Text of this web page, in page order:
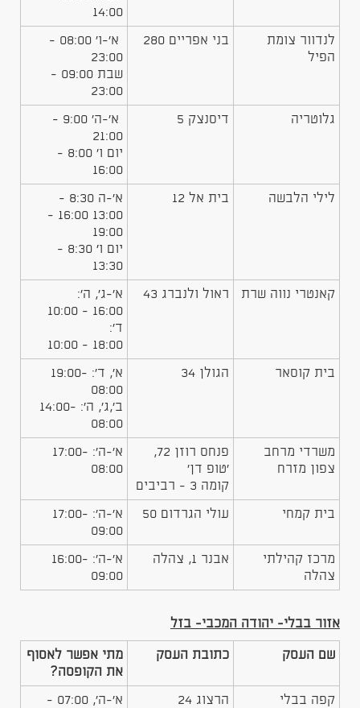
14:00
לנדוור צומת
הפיל
בני אפריים 280
א'-ו' 08:00 -
23:00
שבת 09:00 -
23:00
גלוטריה דיסנצק 5
א'-ה' 9:00 -
21:00
יום ו' 8:00 -
16:00
לילי הלבשה בית אל 12
א'-ה 8:30 -
13:00 16:00 -
19:00
יום ו׳ 8:30 -
13:30
קאנטרי נווה שרת ראול ולנברג 43
א'-ג', ה':
16:00 - 10:00
ד':
18:00 - 10:00
בית קוסאר הגולן 34
א', ד': 19:00-
08:00
ב',ג', ה': 14:00-
08:00
משרדי מרחב
צפון מזרח
פנחס רוזן 72,
'טופ דן'
קומה 3 - רביבים
א'-ה': 17:00-
08:00
בית קמחי עולי הגרדום 50
א'-ה': 17:00-
09:00
מרכז קהילתי
צהלה
אבנר 1, צהלה
א'-ה': 16:00-
09:00
אזור בבלי- יהודה המכבי- בזל
שם העסק כתובת העסק
מתי אפשר לאסוף
את הקופסה?
קפה בבלי הרצוג 24
א'-ה', 07:00 -